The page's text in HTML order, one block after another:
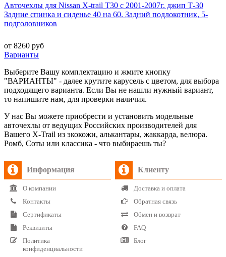
Авточехлы для Nissan X-trail T30 с 2001-2007г. джип Т-30
Задние спинка и сиденье 40 на 60. Задний подлокотник, 5-
подголовников
от 8260 руб
Варианты
Выберите Вашу комплектацию и жмите кнопку
"ВАРИАНТЫ" - далее крутите карусель с цветом, для выбора
подходящего варианта. Если Вы не нашли нужный вариант,
то напишите нам, для проверки наличия.
У нас Вы можете приобрести и установить модельные
авточехлы от ведущих Российских производителей для
Вашего X-Trail из экокожи, алькантары, жаккарда, велюра.
Ромб, Соты или классика - что выбираешь ты?
Информация
О компании
Контакты
Сертификаты
Реквизиты
Политика
конфиденциальности
Клиенту
Доставка и оплата
Обратная связь
Обмен и возврат
FAQ
Блог